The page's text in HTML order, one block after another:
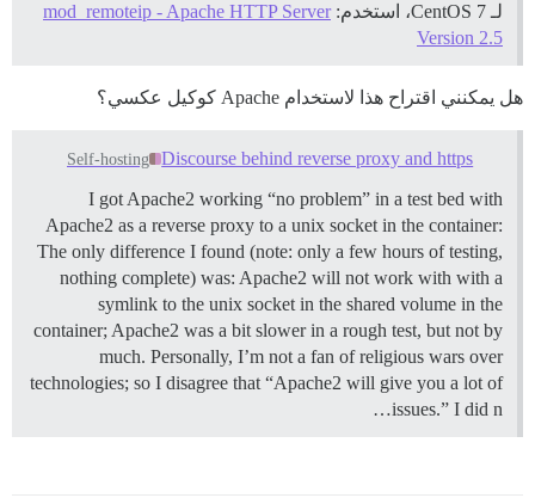
لـ CentOS 7، استخدم:
mod_remoteip - Apache HTTP Server
Version 2.5
هل يمكنني اقتراح هذا لاستخدام Apache كوكيل عكسي؟
Discourse behind reverse proxy and https
Self-hosting
I got Apache2 working “no problem” in a test bed with
Apache2 as a reverse proxy to a unix socket in the container:
The only difference I found (note: only a few hours of testing,
nothing complete) was: Apache2 will not work with with a
symlink to the unix socket in the shared volume in the
container; Apache2 was a bit slower in a rough test, but not by
much. Personally, I’m not a fan of religious wars over
technologies; so I disagree that “Apache2 will give you a lot of
issues.” I did n…